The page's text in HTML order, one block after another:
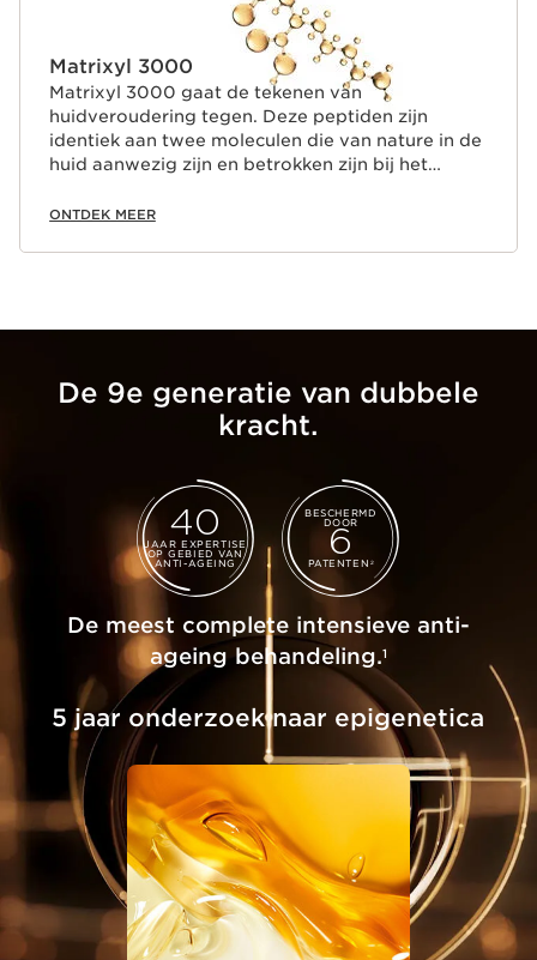
Matrixyl 3000
Matrixyl 3000 gaat de tekenen van
huidveroudering tegen. Deze peptiden zijn
identiek aan twee moleculen die van nature in de
huid aanwezig zijn en betrokken zijn bij het
gecombineerd met palmitoyl van natuurlijke
ONTDEK MEER
De 9e generatie van dubbele
kracht.
40
JAAR EXPERTISE
OP GEBIED VAN
ANTI-AGEING
BESCHERMD
DOOR
6
PATENTEN 2
De meest complete intensieve anti-
ageing behandeling.1
5 jaar onderzoek naar epigenetica